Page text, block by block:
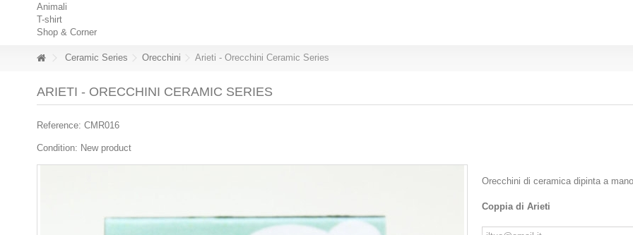
Animali
T-shirt
Shop & Corner
Ceramic Series Orecchini Arieti - Orecchini Ceramic Series
ARIETI - ORECCHINI CERAMIC SERIES
Reference: CMR016
Condition: New product
Orecchini di ceramica dipinta a
Coppia di Arieti